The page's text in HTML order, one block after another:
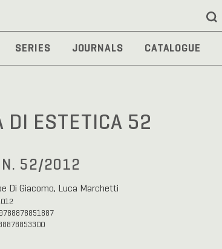
SERIES JOURNALS CATALOGUE
DI ESTETICA 52
N. 52/2012
Di Giacomo, Luca Marchetti